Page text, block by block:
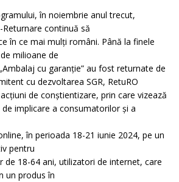
în noiembrie anul trecut,
continuă să
în ce mai mulți români. Până la finele
milioane de
cu garanție” au fost returnate de
cu dezvoltarea SGR, RetuRO
de conștientizare, prin care vizează
implicare a consumatorilor și a
în perioada 18-21 iunie 2024, pe un
pentru
de 18-64 ani, utilizatori de internet, care
un produs în